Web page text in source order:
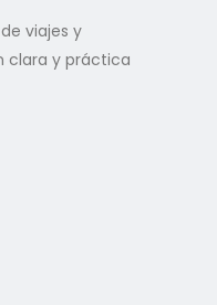
viajes y
clara y práctica